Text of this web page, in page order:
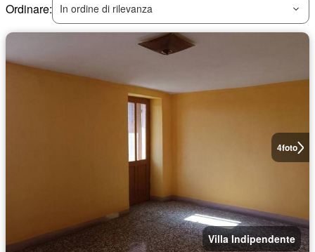
Ordinare:
In ordine di rilevanza
4foto
Villa Indipendente